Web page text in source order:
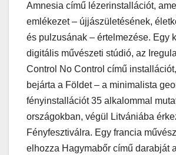
Amnesia című lézerinstallációt,
emlékezet – újjászületésének,
és pulzusának – értelmezése. Egy
digitális művészeti stúdió, az
Control No Control című
bejárta a Földet – a minimalista
fényinstallációt 35 alkalommal
országokban, végül Litvániába
Fényfesztiválra. Egy francia
elhozza Hagymabőr című darabját